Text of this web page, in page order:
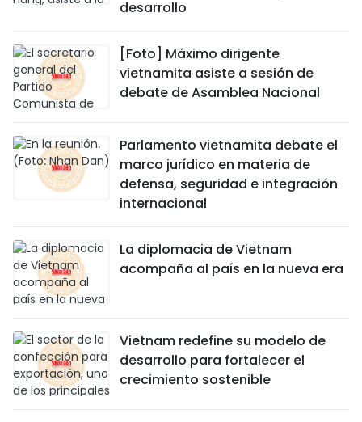
desarrollo
[Foto] Máximo dirigente
vietnamita asiste a sesión de
debate de Asamblea Nacional
Parlamento vietnamita debate el
marco jurídico en materia de
defensa, seguridad e integración
internacional
La diplomacia de Vietnam
acompaña al país en la nueva era
Vietnam redefine su modelo de
desarrollo para fortalecer el
crecimiento sostenible